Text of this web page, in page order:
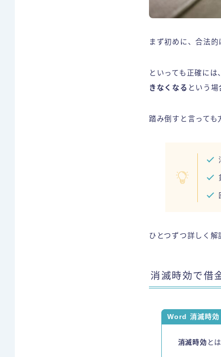
まず初めに、合法
といっても正確には
きなくなる という
踏み倒すと言って
ひとつずつ詳しく
消滅時効で借
Word 消滅時効
消滅時効 と